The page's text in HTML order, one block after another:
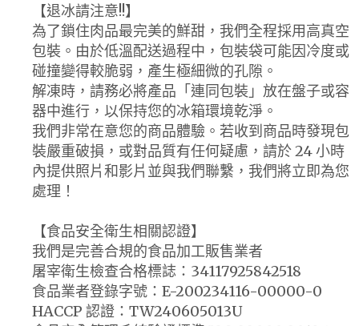
【退冰請注意!!】
為了鎖住肉品最完美的鮮甜，我們全程採用高真空
包裝。由於低溫配送過程中，包裝袋可能因冷度或
碰撞變得較脆弱，產生極細微的孔隙。
解凍時，請務必將產品「連同包裝」放在盤子或容
器中進行，以保持您的冰箱環境乾淨。
我們非常在意您的商品體驗。若收到商品時發現包
裝嚴重破損，或對品質有任何疑慮，請於 24 小時
內提供照片和影片並與我們聯繫，我們將立即為您
處理！
【食品安全衛生相關認證】
我們是完善合規的食品加工販售業者
屠宰衛生檢查合格標誌：34117925842518
食品業者登錄字號：E-200234116-00000-0
HACCP 認證：TW240605013U